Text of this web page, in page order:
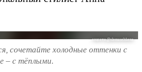
соцсети @olemaselskene
сочетайте холодные оттенки с
– с тёплыми.